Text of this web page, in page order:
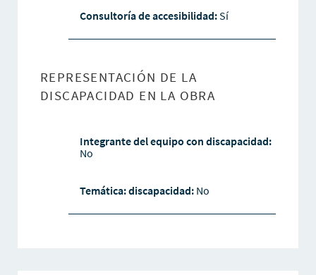
Consultoría de accesibilidad:Sí
REPRESENTACIÓN DE LA
DISCAPACIDAD EN LA OBRA
Integrante del equipo con discapacidad:
No
Temática: discapacidad: No